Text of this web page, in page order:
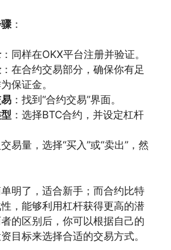
：
：同样在OKX平台注册并验证。
：在合约交易部分，确保你有足
保证金。
：找到“合约交易”界面。
：选择BTC合约，并设定杠杆
交易量，选择“买入”或“卖出”，然
明了，适合新手；而合约比特
，能够利用杠杆获得更高的潜
的区别后，你可以根据自己的
目标来选择合适的交易方式。